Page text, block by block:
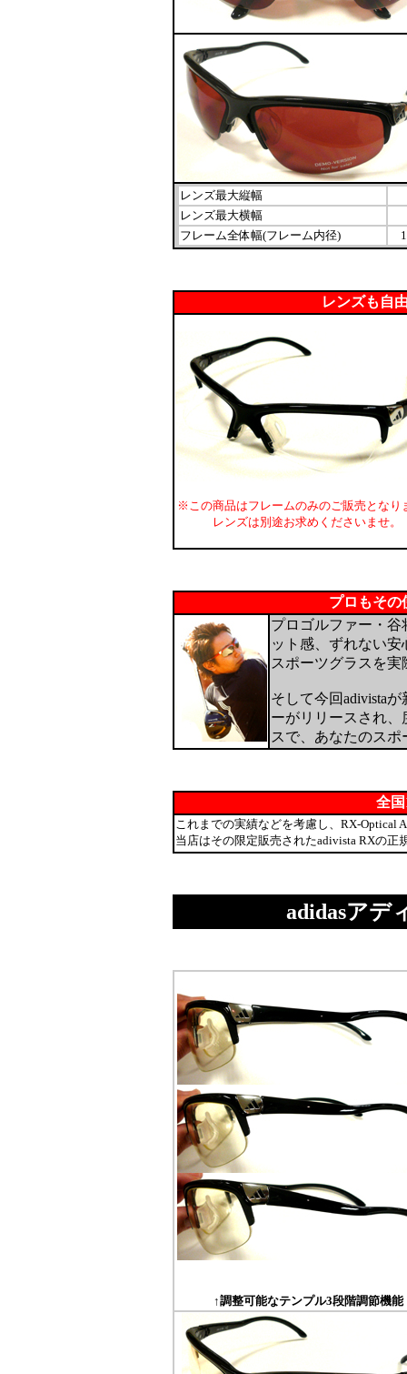
レンズ最大縦幅
レンズ最大横幅
フレーム全体幅(フレーム内径)
レンズも自
※この商品はフレームのみのご販売となり
レンズは別途お求めくださいませ。
プロもその
プロゴルファー・谷
ット感、ずれない
スポーツグラスを
そして今回adivista
ーがリリースされ
スで、あなたのス
全
これまでの実績などを考慮し、RX-Optical
当店はその限定販売されたadivista RXの正
adidasアデ
↑調整可能なテンプル3段階調節機能